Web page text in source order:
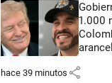
1.000
hace 39 minutos share